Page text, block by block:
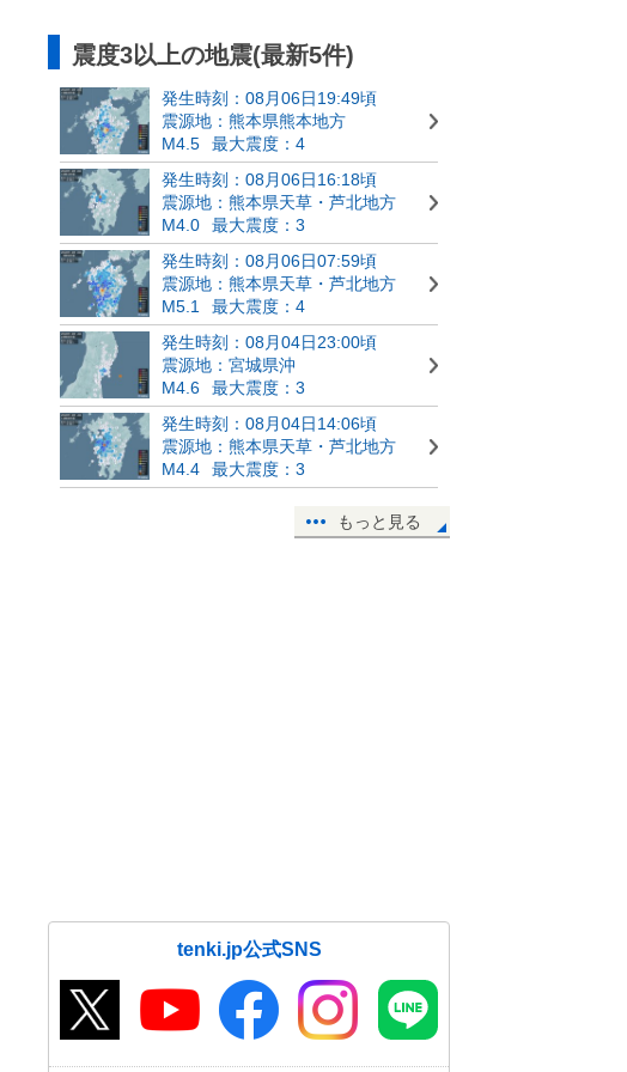
震度3以上の地震(最新5件)
発生時刻：08月06日19:49頃
震源地：熊本県熊本地方
M4.5
最大震度：4
発生時刻：08月06日16:18頃
震源地：熊本県天草・芦北地方
M4.0
最大震度：3
発生時刻：08月06日07:59頃
震源地：熊本県天草・芦北地方
M5.1
最大震度：4
発生時刻：08月04日23:00頃
震源地：宮城県沖
M4.6
最大震度：3
発生時刻：08月04日14:06頃
震源地：熊本県天草・芦北地方
M4.4
最大震度：3
もっと見る
tenki.jp公式SNS